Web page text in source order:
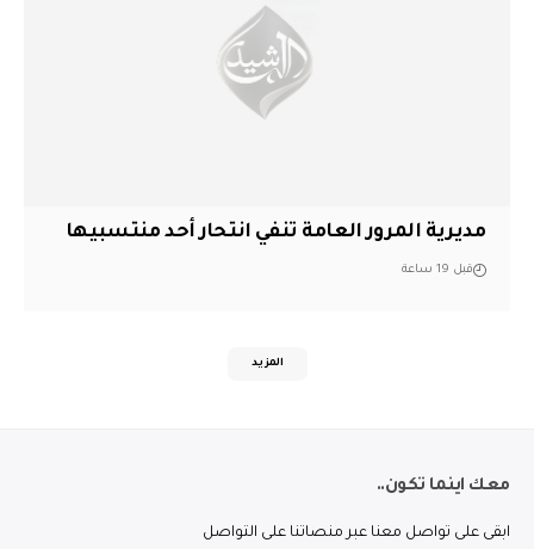
مديرية المرور العامة تنفي انتحار أحد منتسبيها
قبل 19 ساعة
المزيد
معك اينما تكون..
ابقى على تواصل معنا عبر منصاتنا على التواصل